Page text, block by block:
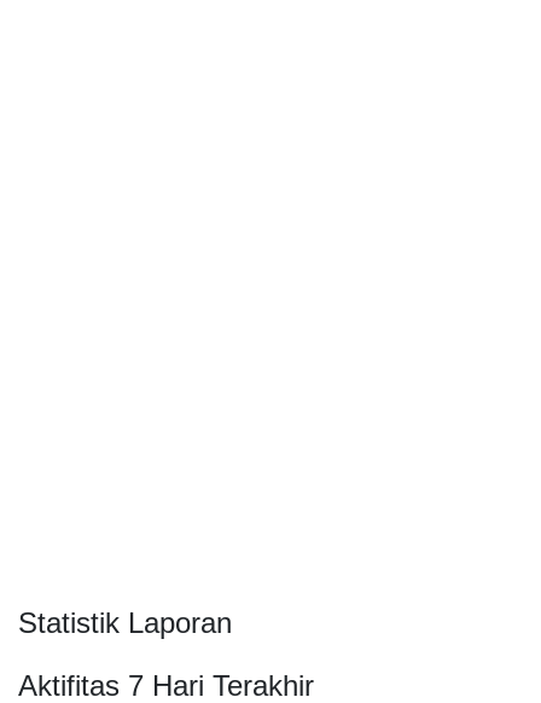
Statistik Laporan
Aktifitas 7 Hari Terakhir